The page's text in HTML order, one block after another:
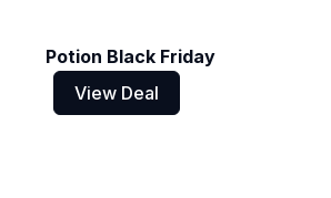
Potion Black Friday
View Deal